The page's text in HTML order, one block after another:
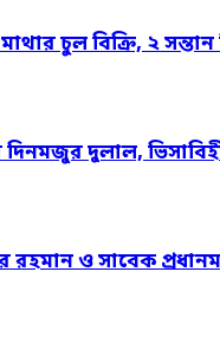
চুল বিক্রি, ২ সন্তান
দুলাল,
রহমান ও সাবেক